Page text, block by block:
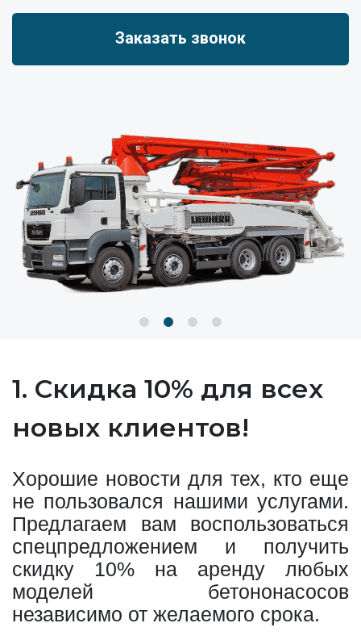
1. Скидка 10% для всех
новых клиентов!
Хорошие новости для тех, кто еще
не пользовался нашими услугами.
Предлагаем вам воспользоваться
спецпредложением и получить
скидку 10% на аренду любых
моделей бетононасосов
независимо от желаемого срока.